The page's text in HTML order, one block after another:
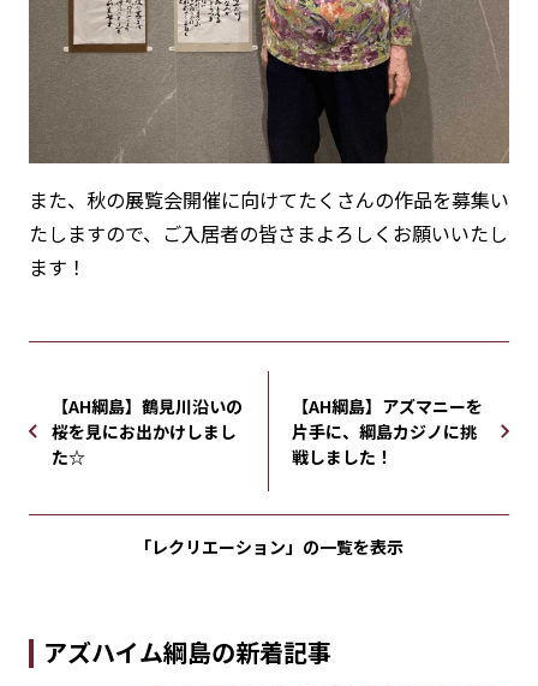
また、秋の展覧会開催に向けてたくさんの作品を募集い
たしますので、ご入居者の皆さまよろしくお願いいたし
ます！
【AH綱島】鶴見川沿いの
桜を見にお出かけしまし
た☆
【AH綱島】アズマニーを
片手に、綱島カジノに挑
戦しました！
「レクリエーション」の一覧を表示
アズハイム綱島の新着記事